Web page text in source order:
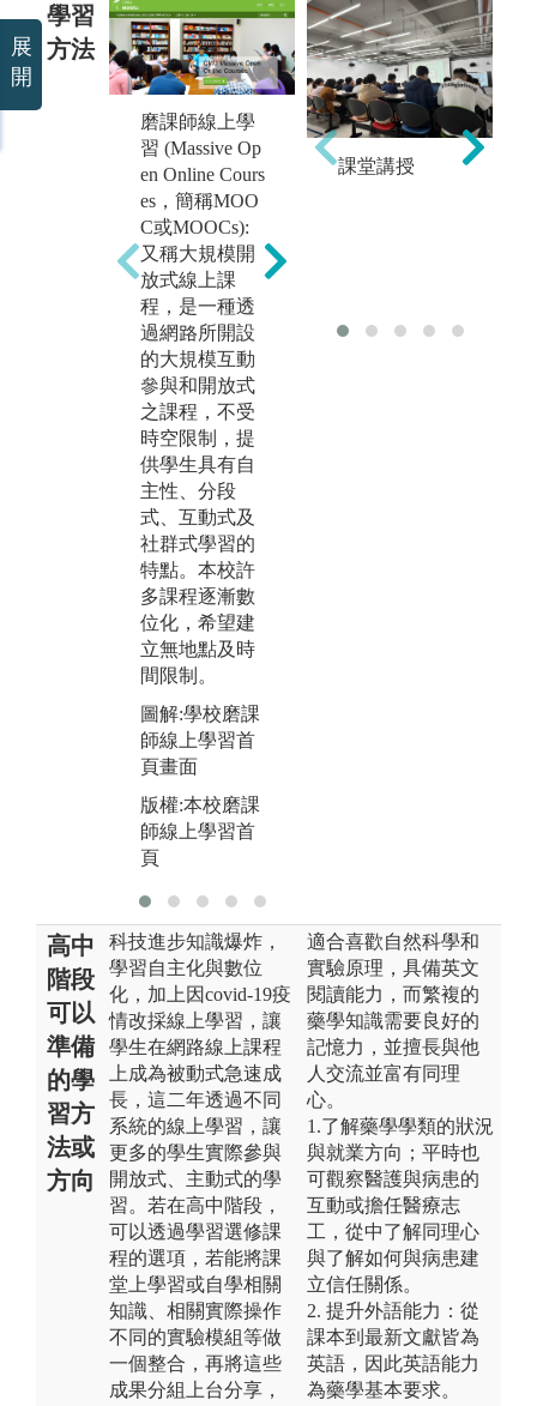
學習
方法
磨課師線上學
習 (Massive Op
en Online Cours
es，簡稱MOO
C或MOOCs):
又稱大規模開
放式線上課
程，是一種透
過網路所開設
的大規模互動
參與和開放式
之課程，不受
時空限制，提
供學生具有自
主性、分段
式、互動式及
社群式學習的
特點。本校許
多課程逐漸數
位化，希望建
立無地點及時
間限制。
圖解:學校磨課
師線上學習首
頁畫面
版權:本校磨課
師線上學習首
頁
翻轉學習 (Flip
learning）:著重
堂上可以保留
課堂講授
高中
階段
可以
準備
的學
習方
法或
方向
科技進步知識爆炸，
學習自主化與數位
化，加上因covid-19疫
情改採線上學習，讓
學生在網路線上課程
上成為被動式急速成
長，這二年透過不同
系統的線上學習，讓
更多的學生實際參與
開放式、主動式的學
習。若在高中階段，
可以透過學習選修課
程的選項，若能將課
堂上學習或自學相關
知識、相關實際操作
不同的實驗模組等做
一個整合，再將這些
成果分組上台分享，
適合喜歡自然科學和
實驗原理，具備英文
閱讀能力，而繁複的
藥學知識需要良好的
記憶力，並擅長與他
人交流並富有同理
心。
1.了解藥學學類的狀況
與就業方向；平時也
可觀察醫護與病患的
互動或擔任醫療志
工，從中了解同理心
與了解如何與病患建
立信任關係。
2. 提升外語能力：從
課本到最新文獻皆為
英語，因此英語能力
為藥學基本要求。
展
開